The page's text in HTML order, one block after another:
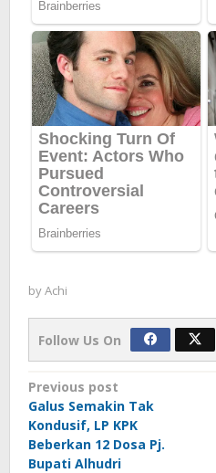
byAchi
Follow Us On
Post
navigation
Previous post
Galus Semakin Tak
Kondusif, LP KPK
Beberkan 12 Dosa Pj.
Bupati Alhudri